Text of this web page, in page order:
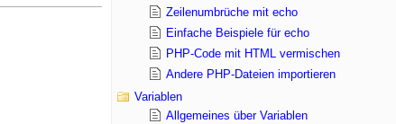
Zeilenumbrüche mit echo
Einfache Beispiele für echo
PHP-Code mit HTML vermischen
Andere PHP-Dateien importieren
Variablen
Allgemeines über Variablen